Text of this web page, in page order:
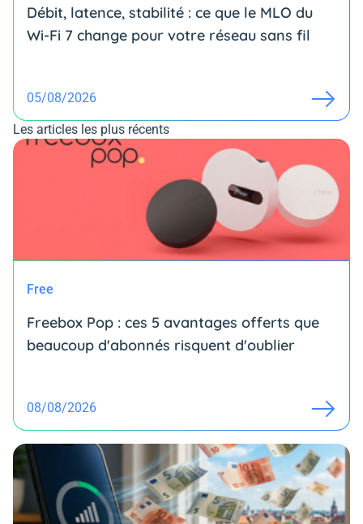
Débit, latence, stabilité : ce que le MLO du
Wi-Fi 7 change pour votre réseau sans fil
05/08/2026
Les articles les plus récents
Free
Freebox Pop : ces 5 avantages offerts que
beaucoup d'abonnés risquent d'oublier
08/08/2026